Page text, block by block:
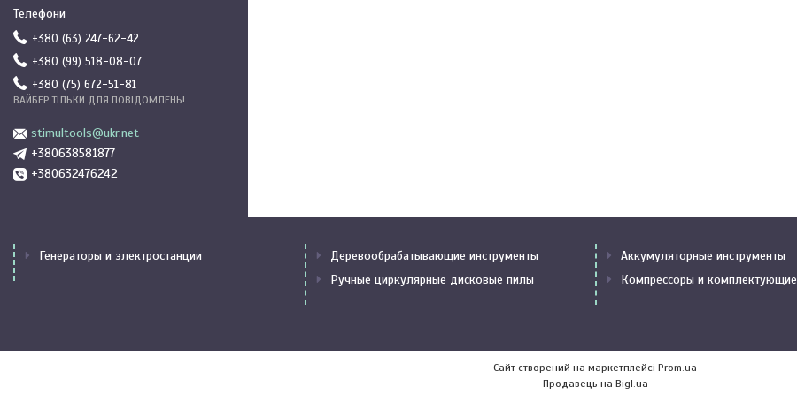
+380 (63) 247-62-42
+380 (99) 518-08-07
+380 (75) 672-51-81
ВАЙБЕР ТІЛЬКИ ДЛЯ ПОВІДОМЛЕНЬ!
stimultools@ukr.net
+380638581877
+380632476242
Генераторы и электростанции
Деревообрабатывающие инструменты
Ручные циркулярные дисковые пилы
Аккумуляторные инструменты
Компрессоры и комплектующие
Сайт створений на маркетплейсі Prom.ua
Продавець на Bigl.ua